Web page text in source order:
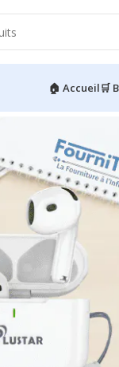
🏠 Accueil🛒